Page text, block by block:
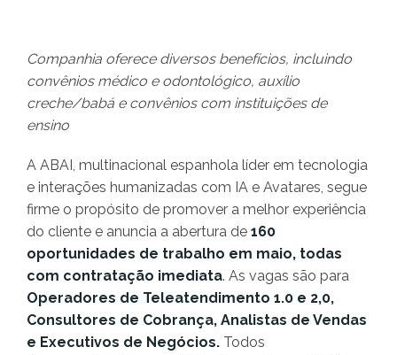
Companhia oferece diversos benefícios, incluindo
convênios médico e odontológico, auxílio
creche/babá e convênios com instituições de
ensino
A ABAI, multinacional espanhola líder em tecnologia
e interações humanizadas com IA e Avatares, segue
firme o propósito de promover a melhor experiência
do cliente e anuncia a abertura de 160
oportunidades de trabalho em maio, todas
com contratação imediata. As vagas são para
Operadores de Teleatendimento 1.0 e 2,0,
Consultores de Cobrança, Analistas de Vendas
e Executivos de Negócios. Todos